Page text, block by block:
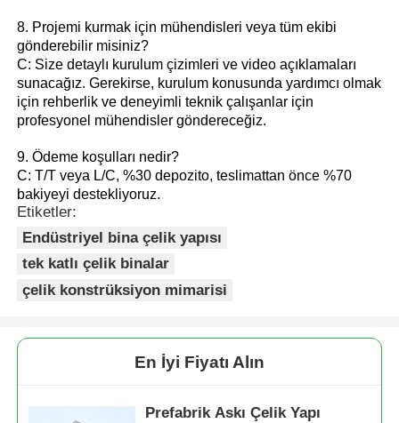
8. Projemi kurmak için mühendisleri veya tüm ekibi
gönderebilir misiniz?
C: Size detaylı kurulum çizimleri ve video açıklamaları
sunacağız. Gerekirse, kurulum konusunda yardımcı olmak
için rehberlik ve deneyimli teknik çalışanlar için
profesyonel mühendisler göndereceğiz.
9. Ödeme koşulları nedir?
C: T/T veya L/C, %30 depozito, teslimattan önce %70
bakiyeyi destekliyoruz.
Etiketler:
Endüstriyel bina çelik yapısı
tek katlı çelik binalar
çelik konstrüksiyon mimarisi
En İyi Fiyatı Alın
Prefabrik Askı Çelik Yapı